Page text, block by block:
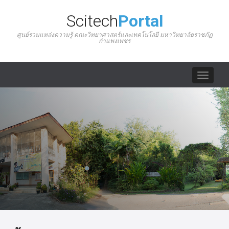
ScitechPortal
ศูนย์รวมแหล่งความรู้ คณะวิทยาศาสตร์และเทคโนโลยี มหาวิทยาลัยราชภัฏ
กำแพงเพชร
Toggle